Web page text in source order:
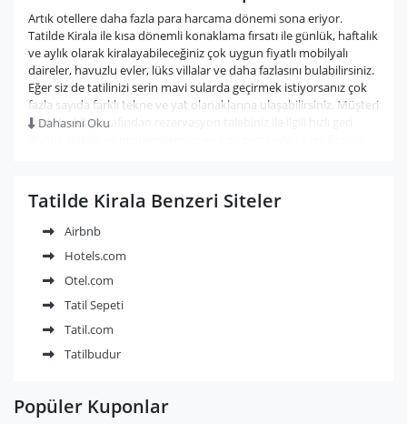
Artık otellere daha fazla para harcama dönemi sona eriyor.
Tatilde Kirala ile kısa dönemli konaklama fırsatı ile günlük, haftalık
ve aylık olarak kiralayabileceğiniz çok uygun fiyatlı mobilyalı
daireler, havuzlu evler, lüks villalar ve daha fazlasını bulabilirsiniz.
Eğer siz de tatilinizi serin mavi sularda geçirmek istiyorsanız çok
fazla sayıda farklı tekne ve yat olanaklarına ulaşabilirsiniz. Müşteri
destek ekibi tarafından rezervasyon talebiniz ile ilgili hızlı geri
konaklamalarınızı gerçekleştirebilirsiniz. Yeni nesil ev ve tekne
kiralama sitesi Tatilde Kirala indirim kodu ve kampanyalarını
sitemizden takip edebilirsiniz.
Dahasını Oku
Tatilde Kirala Benzeri Siteler
Airbnb
Hotels.com
Otel.com
Tatil Sepeti
Tatil.com
Tatilbudur
Popüler Kuponlar